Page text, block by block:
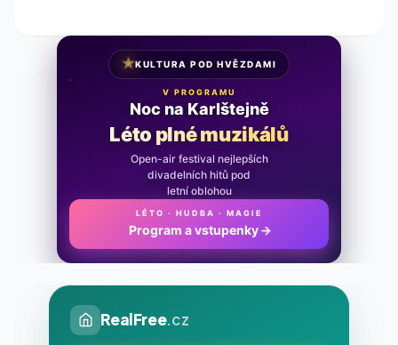
★KULTURA POD HVĚZDAMI
V PROGRAMU
Noc na Karlštejně
Léto plné muzikálů
Open-air festival nejlepších
divadelních hitů pod
letní oblohou
LÉTO · HUDBA · MAGIE
Program a vstupenky →
RealFree.cz